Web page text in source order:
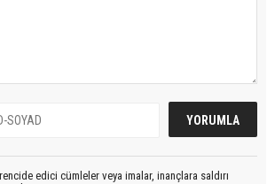
edici cümleler veya imalar, inançlara saldırı